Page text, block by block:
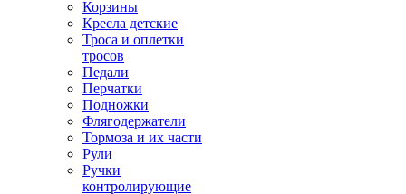
Корзины
Кресла детские
Троса и оплетки
тросов
Педали
Перчатки
Подножки
Флягодержатели
Тормоза и их части
Рули
Ручки
контролирующие